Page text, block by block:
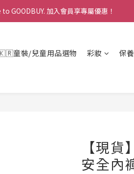
GOODBUY. 加入會員享專屬優惠！
GOODBUY. 加入會員享專屬優惠！
GOODBUY. 加入會員享專屬優惠！
童裝/兒童用品選物 彩妝 保養
【現
安全內